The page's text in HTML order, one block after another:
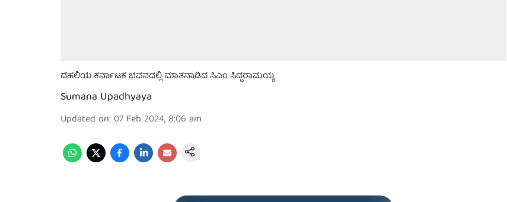
ದೆಹಲಿಯ ಕರ್ನಾಟಕ ಭವನದಲ್ಲಿ ಮಾತನಾಡಿದ ಸಿಎಂ ಸಿದ್ದರಾಮಯ್ಯ
Sumana Upadhyaya
Updated on: 07 Feb 2024, 8:06 am